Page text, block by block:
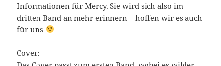
Informationen für Mercy. Sie wird sich also im
dritten Band an mehr erinnern – hoffen wir es auch
für uns
Cover: